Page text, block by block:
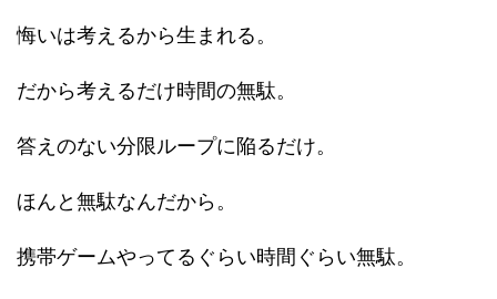
悔いは考えるから生まれる。
だから考えるだけ時間の無駄。
答えのない分限ループに陥るだけ。
ほんと無駄なんだから。
携帯ゲームやってるぐらい時間ぐらい無駄。